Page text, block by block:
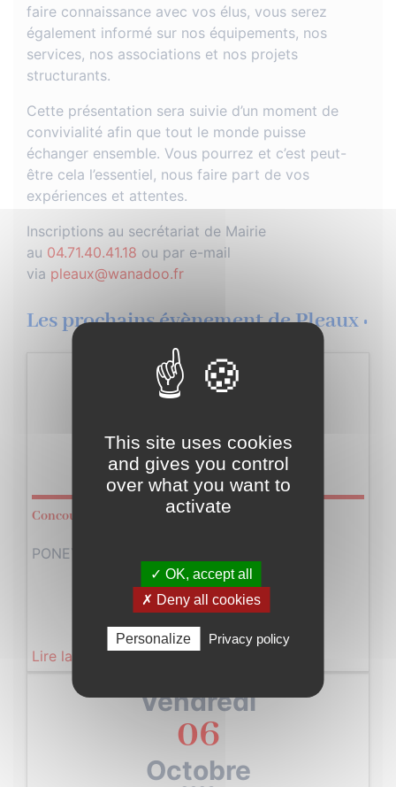
faire connaissance avec vos élus, vous serez
également informé sur nos équipements, nos
services, nos associations et nos projets
structurants.
Cette présentation sera suivie d’un moment de
convivialité afin que tout le monde puisse
échanger ensemble. Vous pourrez et c’est peut-
être cela l’essentiel, nous faire part de vos
expériences et attentes.
Inscriptions au secrétariat de Mairie
au 04.71.40.41.18 ou par e-mail
via pleaux@wanadoo.fr
Les prochains évènement de Pleaux :
Dimanche
Octobre
2023
Concours Saut d’obstacles
PONEY and CO à Lagrillère de Tourniac …
Lire la suite
Vendredi
06
Octobre
This site uses cookies
and gives you control
over what you want to
activate
✓ OK, accept all
✗ Deny all cookies
Personalize Privacy policy